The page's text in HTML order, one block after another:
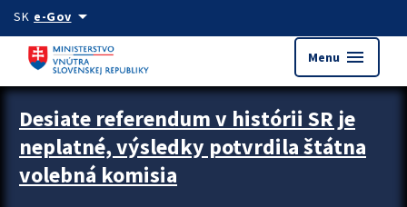
Preskocit na hlavný obsah
SK e-Govarrow_drop_down
Menu menu
Zastavit automatický posun upútavok
Desiate referendum v histórii SR je
neplatné, výsledky potvrdila štátna
volebná komisia